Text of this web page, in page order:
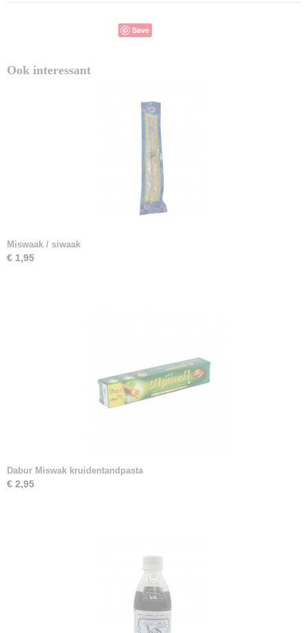
Save
Ook interessant
Miswaak / siwaak
€ 1,95
Dabur Miswak kruidentandpasta
€ 2,95